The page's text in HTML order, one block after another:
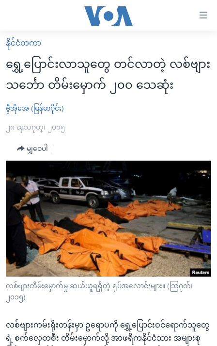
လွယ်ကူ
စေ
များ
ပင်မ
ကြည့်
ပင်မ
စာမျက်နှာ
သို့
ကျော်
ကြည့်
ရန်
နေရာ
မူလစာမျက်နှာ
မြန်မာ
ကမ္ဘာ့သတင်းများ
နိုင်ငံတကာ
အစ္စရေး-ပါလက်စတိုင်း
ဗွီဒီယို
အင်္ဂလိပ်စာလေ့လာမယ်
မကြေးမုံရဲ့ အင်္ဂလိပ်စာ
ရုပ်ရှင်ထဲက အင်္ဂလိပ်စာ
သုတပဒေသာ အင်္ဂလိပ်စာ
ရေဒီယို
တီဗွီ
ရေဒီယိုနှင့်ရုပ်သံ အချက်အလက်များ
ရေဒီယို/တီဗွီအစီအစဉ်
Learning English
ဗွီအိုအေ လူမှုကွန်ယက်များ
နိုင်ငံတကာ
ရွှေ့ပြောင်းလာသူတွေ တင်လာတဲ့ လစ်ဗျား
သင်္ဘော တိမ်းမှောက် ၂၀၀ သေဆုံး
ဗွီအိုအေ (မြန်မာပိုင်း)
၂၈ ၾသဂုတ္၊ ၂၀၁၅
မျှဝေပါ
လစ်ဗျားတိမ်းမှောက်မှု ဆယ်ယူရရှိတဲ့ ရုပ်အလောင်းများ။ (သြဂုတ်၊
၂၀၁၅)
လစ်ဗျားကမ်းရိုးတန်းမှာ ဥရောပကို ရွှေ့ပြောင်းဝင်ရောက်သူတွေ
ရဲ့ စက်လှေတစီး တိမ်းမှောက်လို့ အာဖရိကနိုင်ငံသား အများစု